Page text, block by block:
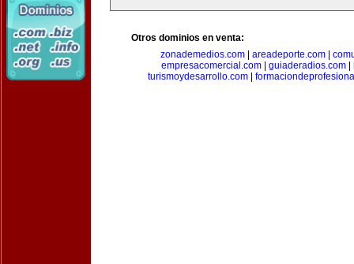
Otros dominios en venta:
zonademedios.com| areadeporte.com|
empresacomercial.com| guiaderadios.com|
turismoydesarrollo.com|